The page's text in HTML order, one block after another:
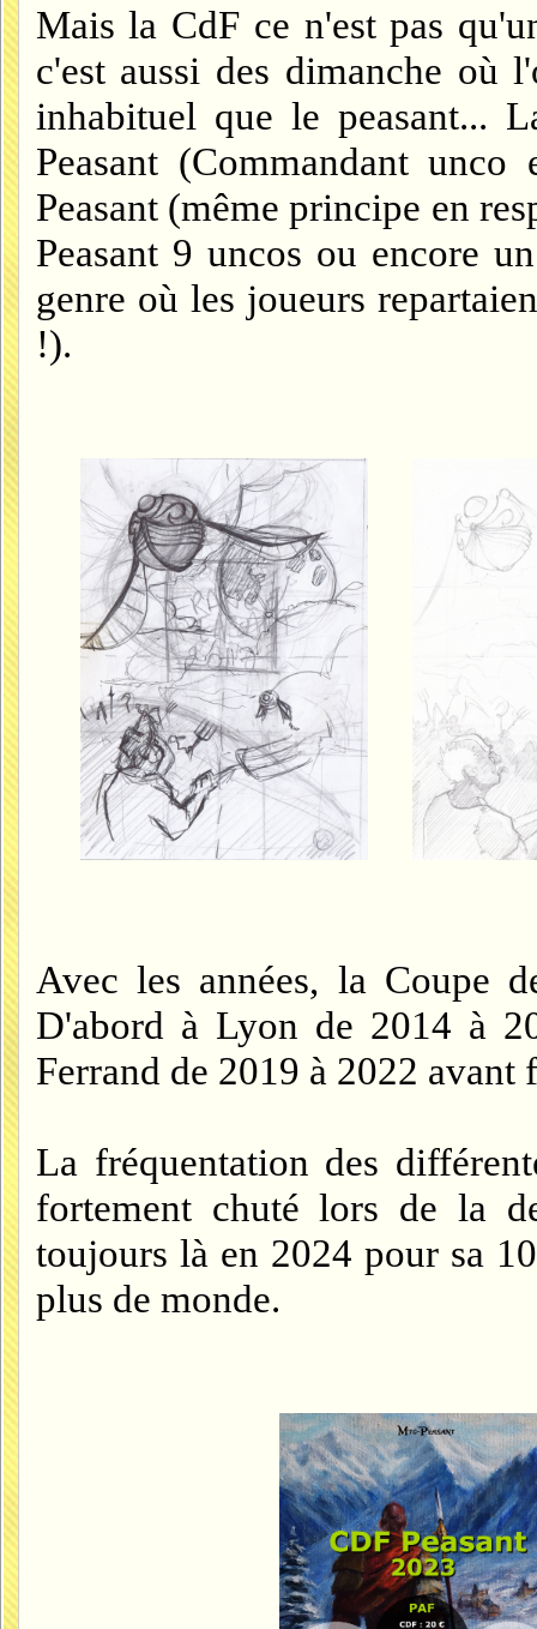
Mais la CdF ce n'est pas
c'est aussi des dimanche où
inhabituel que le peasant...
Peasant (Commandant
Peasant (même principe en
Peasant 9 uncos ou encore
genre où les joueurs
!).
Avec les années, la Coupe
D'abord à Lyon de 2014 à
Ferrand de 2019 à 2022
La fréquentation des
fortement chuté lors de la
toujours là en 2024 pour sa
plus de monde.